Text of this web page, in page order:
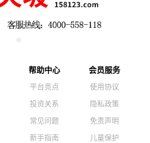
帮助中心
平台亮点
投资关系
常见问题
新手指南
会员服务
使用协议
隐私政策
免责声明
儿童保护